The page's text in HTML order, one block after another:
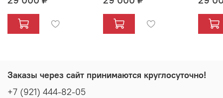
Заказы через сайт принимаются круглосуточно!
+7 (921) 444-82-05